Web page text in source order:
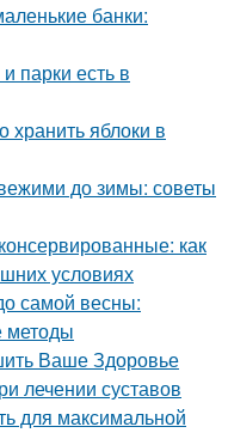
банки:
парки есть в
хранить яблоки в
до зимы: советы
как
условиях
самой весны:
методы
Ваше Здоровье
лечении суставов
для максимальной